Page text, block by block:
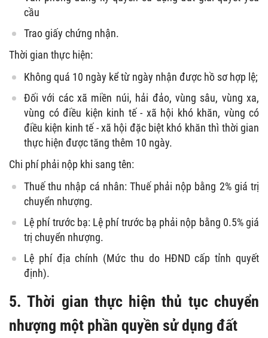
cầu
Trao giấy chứng nhận.
Thời gian thực hiện:
Không quá 10 ngày kể từ ngày nhận được hồ sơ hợp lệ;
Đối với các xã miền núi, hải đảo, vùng sâu, vùng xa,
vùng có điều kiện kinh tế - xã hội khó khăn, vùng có
điều kiện kinh tế - xã hội đặc biệt khó khăn thì thời gian
thực hiện được tăng thêm 10 ngày.
Chi phí phải nộp khi sang tên:
Thuế thu nhập cá nhân: Thuế phải nộp bằng 2% giá trị
chuyển nhượng.
Lệ phí trước bạ: Lệ phí trước bạ phải nộp bằng 0.5% giá
trị chuyển nhượng.
Lệ phí địa chính (Mức thu do HĐND cấp tỉnh quyết
định).
5. Thời gian thực hiệnthủ tục chuyển
nhượng một phần quyền sử dụng đất